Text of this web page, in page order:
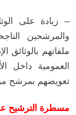
– زيادة على
والمرشحين
ملفاتهم بالوثائق
العمومية داخل
تعويضهم بمرشح من
مسطرة الترشيح